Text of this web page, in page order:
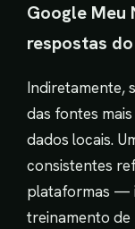
Google Meu
respostas
Indiretamente,
das fontes
dados locais.
consistentes
plataformas —
treinamento de